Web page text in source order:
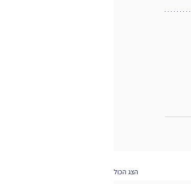
הצג הכול